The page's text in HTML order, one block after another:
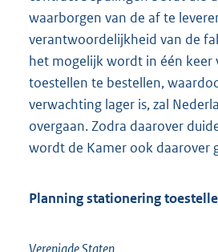
waarborgen van de af te
verantwoordelijkheid van de
het mogelijk wordt in één keer
toestellen te bestellen,
verwachting lager is, zal
overgaan. Zodra daarover
wordt de Kamer ook daarover
Planning stationering
Verenigde Staten